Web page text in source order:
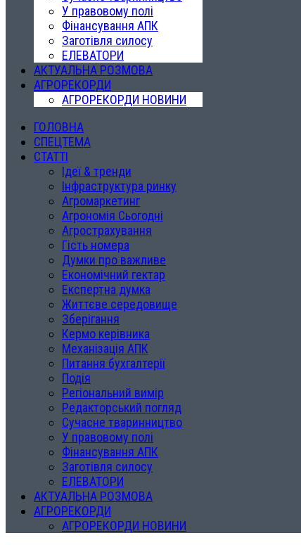
У правовому полі
Фінансування АПК
Заготівля силосу
ЕЛЕВАТОРИ
АКТУАЛЬНА РОЗМОВА
АГРОРЕКОРДИ
АГРОРЕКОРДИ НОВИНИ
ГОЛОВНА
СПЕЦТЕМА
СТАТТІ
Ідеї & тренди
Інфраструктура ринку
Агромаркетинг
Агрономія Сьогодні
Агрострахування
Гість номера
Думки про важливе
Економічний гектар
Експертна думка
Життєве середовище
Зберігання
Кермо керівника
Механізація АПК
Питання бухгалтерії
Подія
Регіональний вимір
Редакторський погляд
Сучасне тваринництво
У правовому полі
Фінансування АПК
Заготівля силосу
ЕЛЕВАТОРИ
АКТУАЛЬНА РОЗМОВА
АГРОРЕКОРДИ
АГРОРЕКОРДИ НОВИНИ